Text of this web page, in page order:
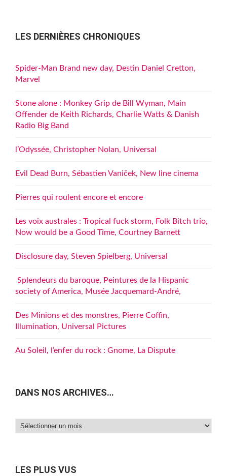
LES DERNIÈRES CHRONIQUES
Spider-Man Brand new day, Destin Daniel Cretton,
Marvel
Stone alone : Monkey Grip de Bill Wyman, Main
Offender de Keith Richards, Charlie Watts & Danish
Radio Big Band
l’Odyssée, Christopher Nolan, Universal
Evil Dead Burn, Sébastien Vaniček, New line cinema
Pierres qui roulent encore et encore
Les voix australes : Tropical fuck storm, Folk Bitch trio,
Now would be a Good Time, Courtney Barnett
Disclosure day, Steven Spielberg, Universal
Splendeurs du baroque, Peintures de la Hispanic
society of America, Musée Jacquemard-André,
Des Minions et des monstres, Pierre Coffin,
Illumination, Universal Pictures
Au Soleil, l’enfer du rock : Gnome, La Dispute
DANS NOS ARCHIVES…
Dans
LES PLUS VUS